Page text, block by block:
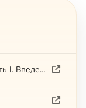
Православный календарь. Часть I. Введение.